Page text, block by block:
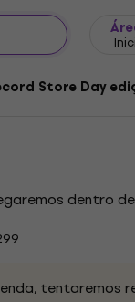
Store Day
The Aisle
1257638
dentro